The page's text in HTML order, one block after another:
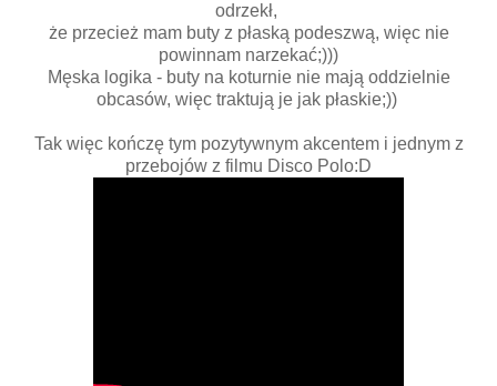
odrzekł,
że przecież mam buty z płaską podeszwą, więc nie
powinnam narzekać;)))
Męska logika - buty na koturnie nie mają oddzielnie
obcasów, więc traktują je jak płaskie;))
Tak więc kończę tym pozytywnym akcentem i jednym z
przebojów z filmu Disco Polo:D